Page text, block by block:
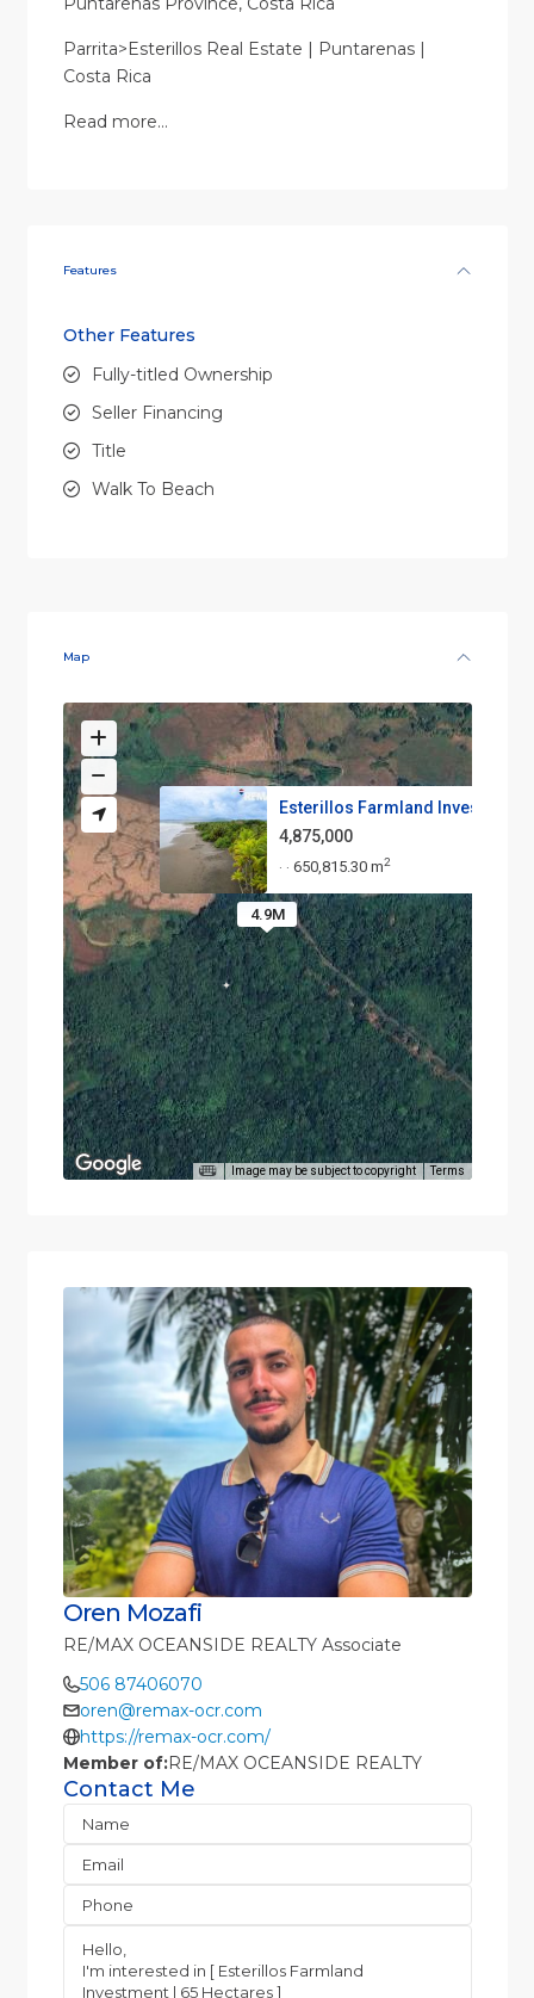
Parrita>Esterillos Real Estate | Puntarenas |
Costa Rica
Read more…
Features
Other Features
Fully-titled Ownership
Seller Financing
Title
Walk To Beach
Map
4.9M
Esterillos Farmland
4,875,000
· · 650,815.30 m2
Image may be subject to copyright Terms
Oren Mozafi
RE/MAX OCEANSIDE REALTY Associate
506 87406070
oren@remax-ocr.com
https://remax-ocr.com/
Member of:RE/MAX OCEANSIDE REALTY
Contact Me